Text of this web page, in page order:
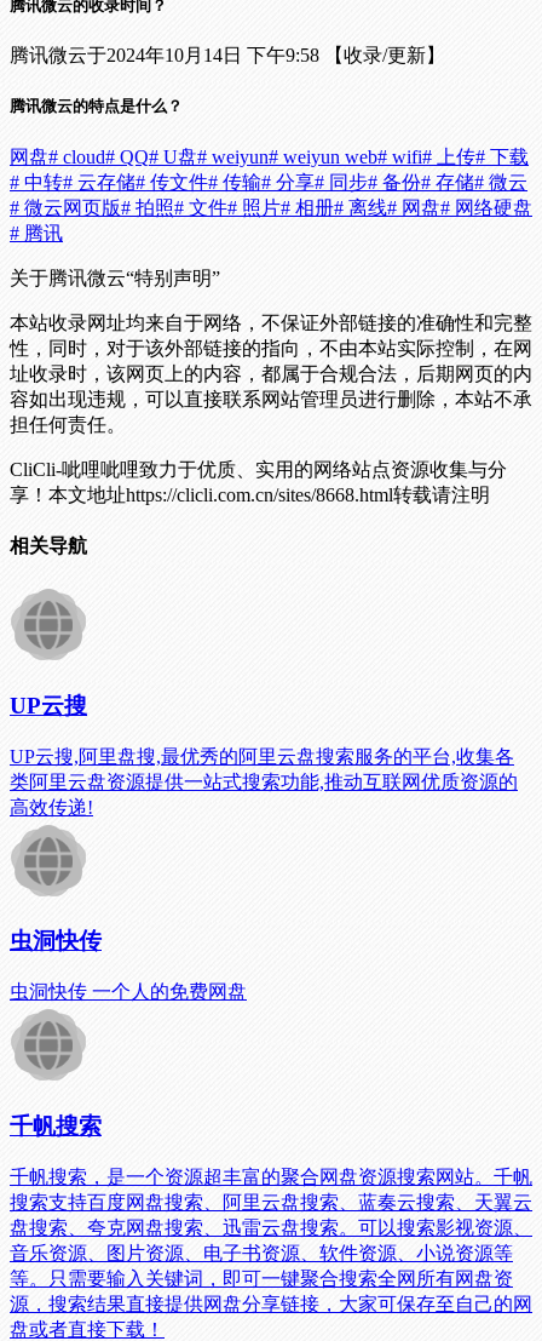
腾讯微云的收录时间？
腾讯微云于2024年10月14日 下午9:58 【收录/更新】
腾讯微云的特点是什么？
网盘# cloud# QQ# U盘# weiyun# weiyun web# wifi# 上传# 下载
# 中转# 云存储# 传文件# 传输# 分享# 同步# 备份# 存储# 微云
# 微云网页版# 拍照# 文件# 照片# 相册# 离线# 网盘# 网络硬盘
# 腾讯
关于腾讯微云“特别声明”
本站收录网址均来自于网络，不保证外部链接的准确性和完整
性，同时，对于该外部链接的指向，不由本站实际控制，在网
址收录时，该网页上的内容，都属于合规合法，后期网页的内
容如出现违规，可以直接联系网站管理员进行删除，本站不承
担任何责任。
CliCli-呲哩呲哩致力于优质、实用的网络站点资源收集与分
享！ 本文地址https://clicli.com.cn/sites/8668.html转载请注明
相关导航
UP云搜
UP云搜,阿里盘搜,最优秀的阿里云盘搜索服务的平台,收集各
类阿里云盘资源提供一站式搜索功能,推动互联网优质资源的
高效传递!
虫洞快传
虫洞快传 一个人的免费网盘
千帆搜索
千帆搜索，是一个资源超丰富的聚合网盘资源搜索网站。千帆
搜索支持百度网盘搜索、阿里云盘搜索、蓝奏云搜索、天翼云
盘搜索、夸克网盘搜索、迅雷云盘搜索。可以搜索影视资源、
音乐资源、图片资源、电子书资源、软件资源、小说资源等
等。只需要输入关键词，即可一键聚合搜索全网所有网盘资
源，搜索结果直接提供网盘分享链接，大家可保存至自己的网
盘或者直接下载！